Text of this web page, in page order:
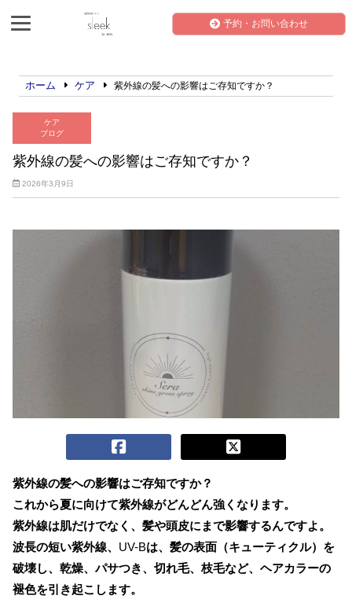
予約・お問い合わせ
ホーム ケア 紫外線の髪への影響はご存知ですか？
ケア
ブログ
紫外線の髪への影響はご存知ですか？
2026年3月9日
紫外線の髪への影響はご存知ですか？
これから夏に向けて紫外線がどんどん強くなります。
紫外線は肌だけでなく、髪や頭皮にまで影響するんですよ。
波長の短い紫外線、 UV-Bは、髪の表面（キューティクル）を
破壊し、乾燥、パサつき、切れ毛、枝毛など、ヘアカラーの
褪色を引き起こします。